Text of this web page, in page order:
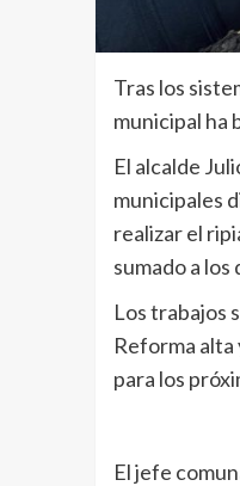
Tras los
municipal ha
El alcalde
municipales
realizar el
sumado a
Los trabajos
Reforma
para los
El jefe